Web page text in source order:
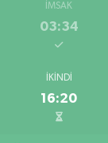
İMSAK
03:34
İKINDI
16:20